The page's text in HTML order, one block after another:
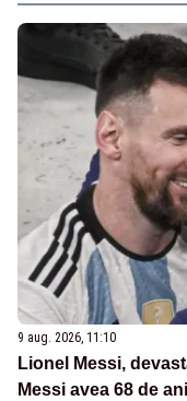
9 aug. 2026, 11:10
Lionel Messi,
Messi avea 68 de ani